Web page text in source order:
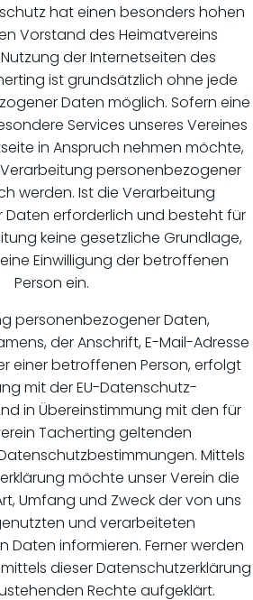
hat einen besonders hohen
Vorstand des Heimatvereins
der Internetseiten des
ist grundsätzlich ohne jede
Daten möglich. Sofern eine
Services unseres Vereines
in Anspruch nehmen möchte,
personenbezogener
werden. Ist die Verarbeitung
erforderlich und besteht für
keine gesetzliche Grundlage,
Einwilligung der betroffenen
Person ein.
personenbezogener Daten,
der Anschrift, E-Mail-Adresse
einer betroffenen Person, erfolgt
mit der EU-Datenschutz-
in Übereinstimmung mit den für
Tacherting geltenden
Mittels
möchte unser Verein die
Umfang und Zweck der von uns
und verarbeiteten
Daten informieren. Ferner werden
dieser Datenschutzerklärung
Rechte aufgeklärt.